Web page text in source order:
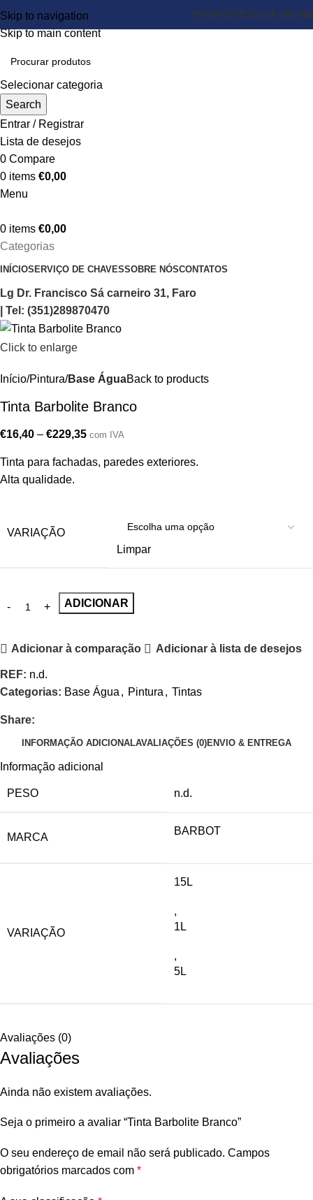
Skip to navigation
Skip to main content
PROMOÇÕES LOJA ONLINE
Selecionar categoria
Search
Entrar / Registrar
Lista de desejos
0 Compare
0 items €0,00
Menu
0 items €0,00
Categorias
INÍCIOSERVIÇO DE CHAVESSOBRE NÓSCONTATOS
Lg Dr. Francisco Sá carneiro 31, Faro
| Tel: (351)289870470
Click to enlarge
Início Pintura Base ÁguaBack to products
Tinta Barbolite Branco
€16,40 – €229,35 com IVA
Tinta para fachadas, paredes exteriores.
Alta qualidade.
VARIAÇÃO
Limpar
ADICIONAR
Adicionar à comparação Adicionar à lista de desejos
REF: n.d.
Categorias: Base Água , Pintura , Tintas
Share:
INFORMAÇÃO ADICIONALAVALIAÇÕES (0)ENVIO & ENTREGA
Informação adicional
PESO n.d.
MARCA
BARBOT
VARIAÇÃO
15L
,
1L
,
5L
Avaliações (0)
Avaliações
Ainda não existem avaliações.
Seja o primeiro a avaliar “Tinta Barbolite Branco”
O seu endereço de email não será publicado. Campos
obrigatórios marcados com *